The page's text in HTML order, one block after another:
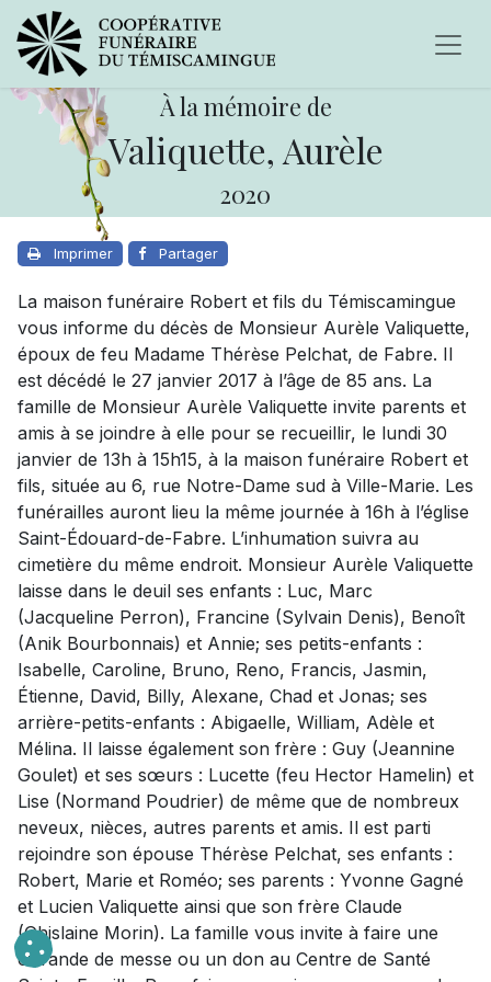
À la mémoire de
Valiquette, Aurèle
2020
Imprimer Partager
La maison funéraire Robert et fils du Témiscamingue
vous informe du décès de Monsieur Aurèle Valiquette,
époux de feu Madame Thérèse Pelchat, de Fabre. Il
est décédé le 27 janvier 2017 à l’âge de 85 ans. La
famille de Monsieur Aurèle Valiquette invite parents et
amis à se joindre à elle pour se recueillir, le lundi 30
janvier de 13h à 15h15, à la maison funéraire Robert et
fils, située au 6, rue Notre-Dame sud à Ville-Marie. Les
funérailles auront lieu la même journée à 16h à l’église
Saint-Édouard-de-Fabre. L’inhumation suivra au
cimetière du même endroit. Monsieur Aurèle Valiquette
laisse dans le deuil ses enfants : Luc, Marc
(Jacqueline Perron), Francine (Sylvain Denis), Benoît
(Anik Bourbonnais) et Annie; ses petits-enfants :
Isabelle, Caroline, Bruno, Reno, Francis, Jasmin,
Étienne, David, Billy, Alexane, Chad et Jonas; ses
arrière-petits-enfants : Abigaelle, William, Adèle et
Mélina. Il laisse également son frère : Guy (Jeannine
Goulet) et ses sœurs : Lucette (feu Hector Hamelin) et
Lise (Normand Poudrier) de même que de nombreux
neveux, nièces, autres parents et amis. Il est parti
rejoindre son épouse Thérèse Pelchat, ses enfants :
Robert, Marie et Roméo; ses parents : Yvonne Gagné
et Lucien Valiquette ainsi que son frère Claude
(Ghislaine Morin). La famille vous invite à faire une
offrande de messe ou un don au Centre de Santé